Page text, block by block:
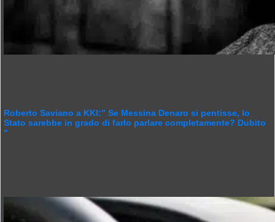
Roberto Saviano a KKI:” Se Messina Denaro si pentisse, lo
Stato sarebbe in grado di farlo parlare completamente? Dubito
“